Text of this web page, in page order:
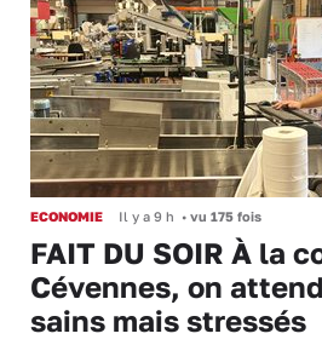
ECONOMIE Il y a 9 h • vu 175 fois
FAIT DU SOIR À la
Cévennes, on
sains mais stressés